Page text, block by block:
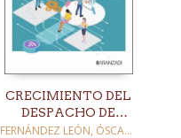
CRECIMIENTO DEL
DESPACHO DE
ABOGADOS
FERNÁNDEZ LEÓN, ÓSCAR /